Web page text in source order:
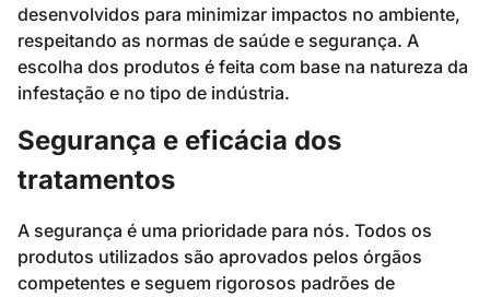
desenvolvidos para minimizar impactos no ambiente,
respeitando as normas de saúde e segurança. A
escolha dos produtos é feita com base na natureza da
infestação e no tipo de indústria.
Segurança e eficácia dos
tratamentos
A segurança é uma prioridade para nós. Todos os
produtos utilizados são aprovados pelos órgãos
competentes e seguem rigorosos padrões de